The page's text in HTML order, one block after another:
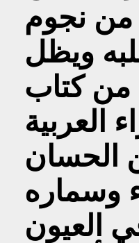
نجوم
ويظل
من کتاب
الحسان
وسماره
العيون